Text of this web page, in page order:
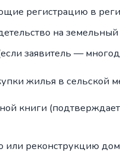
регистрацию в
на земельный
заявитель —
жилья в сельской
книги
или реконструкцию